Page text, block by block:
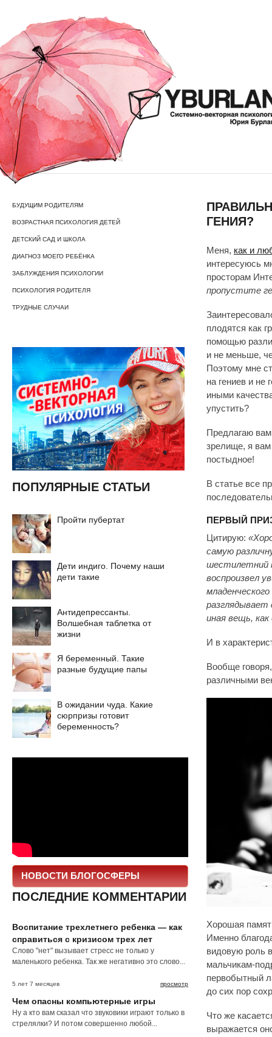
БУДУЩИМ РОДИТЕЛЯМ
ВОЗРАСТНАЯ ПСИХОЛОГИЯ ДЕТЕЙ
ДЕТСКИЙ САД И ШКОЛА
ДИАГНОЗ МОЕГО РЕБЁНКА
ЗАБЛУЖДЕНИЯ ПСИХОЛОГИИ
ПСИХОЛОГИЯ РОДИТЕЛЯ
ТРУДНЫЕ СЛУЧАИ
ПОПУЛЯРНЫЕ СТАТЬИ
Пройти пубертат
Дети индиго. Почему наши
дети такие
Антидепрессанты.
Волшебная таблетка от
жизни
Я беременный. Такие
разные будущие папы
В ожидании чуда. Какие
сюрпризы готовит
беременность?
НОВОСТИ БЛОГОСФЕРЫ
ПОСЛЕДНИЕ КОММЕНТАРИИ
Воспитание трехлетнего ребенка — как
справиться с кризисом трех лет
Слово "нет" вызывает стресс не только у
маленького ребенка. Так же негативно это слово...
просмотр
5 лет 7 месяцев
Чем опасны компьютерные игры
Ну а кто вам сказал что звуковики играют только в
стрелялки? И потом совершенно любой...
ГЕНИЯ?
Меня, как и
интересуюсь
просторам
пропустите
плодятся как
помощью
и не меньше,
Поэтому мне
на гениев и не
иными
упустить?
Предлагаю
зрелище, я вам
постыдное!
В статье все
ПЕРВЫЙ
Цитирую:
самую
шестилетний
воспроизвел
разглядывает
иная вещь,
И в
Вообще
различными
Хорошая
Именно
видовую роль
мальчикам-
первобытный
до сих пор
Что же
выражается